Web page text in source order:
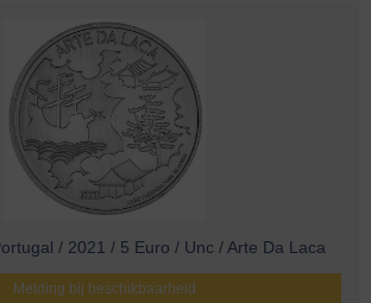
/ 2021 / 5 Euro / Unc / Arte Da Laca
Melding bij beschikbaarheid